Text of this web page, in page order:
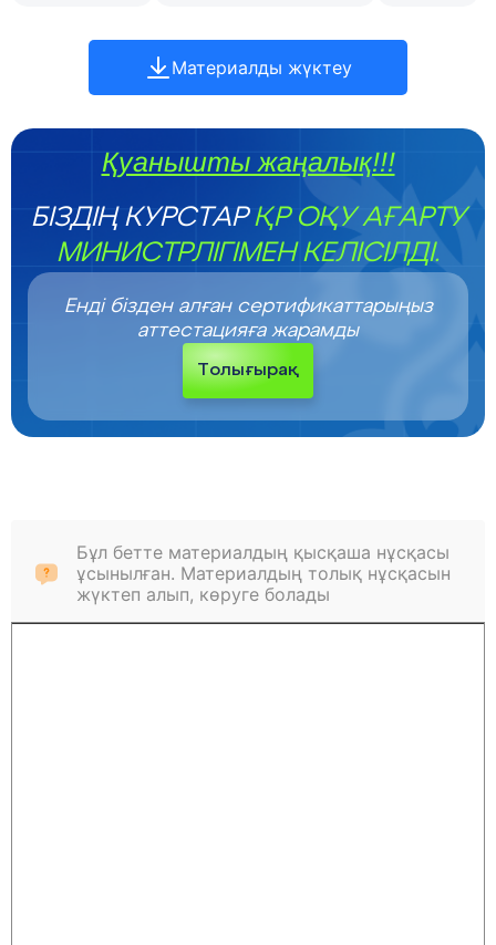
Материалды жүктеу
Қуанышты жаңалық!!!
БІЗДІҢ КУРСТАРҚР ОҚУ АҒАРТУ
МИНИСТРЛІГІМЕН КЕЛІСІЛДІ.
Енді бізден алған сертификаттарыңыз
аттестацияға жарамды
Толығырақ
Бұл бетте материалдың қысқаша нұсқасы
ұсынылған. Материалдың толық нұсқасын
жүктеп алып, көруге болады